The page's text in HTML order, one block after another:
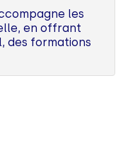
les
en offrant
des formations